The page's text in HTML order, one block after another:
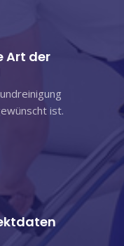
Art der
ist.